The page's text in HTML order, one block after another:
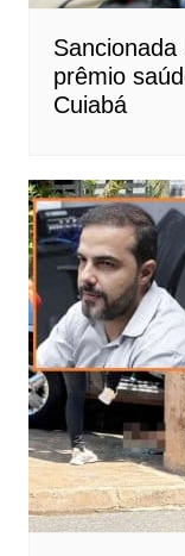
prêmio
Cuiabá